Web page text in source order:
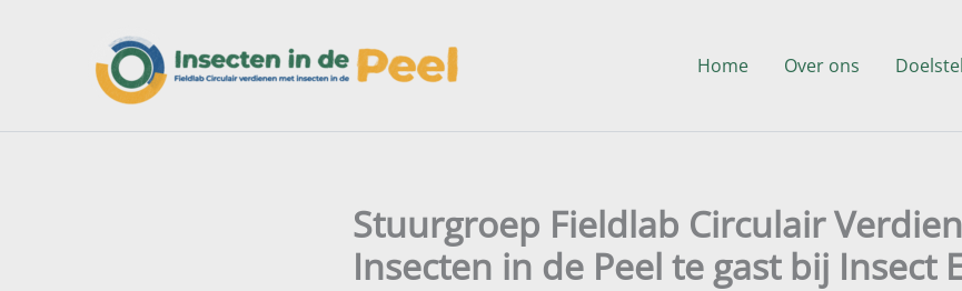
Home Over ons
Stuurgroep Fieldlab Circulair
Insecten in de Peel te gast bij Insect